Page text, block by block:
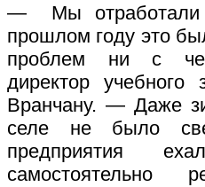
— Мы отработали
прошлом году это
проблем ни с
директор учебного
Вранчану. — Даже
селе не было
предприятия